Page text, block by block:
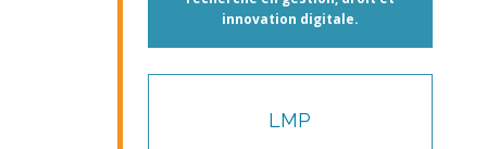
innovation digitale.
LMP